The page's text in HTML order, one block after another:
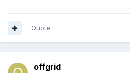
Quote
offgrid